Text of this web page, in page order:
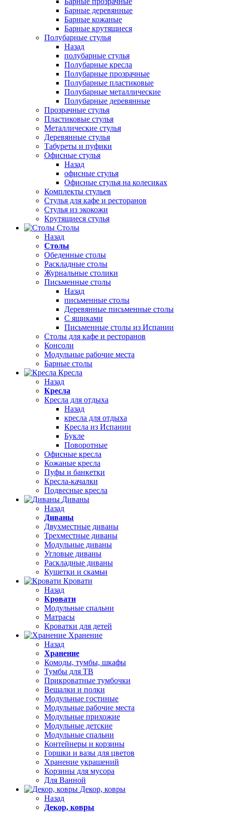
Барные деревянные
Барные кожаные
Барные крутящиеся
Полубарные стулья
Назад
полубарные стулья
Полубарные кресла
Полубарные прозрачные
Полубарные пластиковые
Полубарные металлические
Полубарные деревянные
Прозрачные стулья
Пластиковые стулья
Металлические стулья
Деревянные стулья
Табуреты и пуфики
Офисные стулья
Назад
офисные стулья
Офисные стулья на колесиках
Комплекты стульев
Стулья для кафе и ресторанов
Стулья из экокожи
Крутящиеся стулья
Столы
Назад
Столы
Обеденные столы
Раскладные столы
Журнальные столики
Письменные столы
Назад
письменные столы
Деревянные письменные столы
С ящиками
Письменные столы из Испании
Столы для кафе и ресторанов
Консоли
Модульные рабочие места
Барные столы
Кресла
Назад
Кресла
Кресла для отдыха
Назад
кресла для отдыха
Кресла из Испании
Букле
Поворотные
Офисные кресла
Кожаные кресла
Пуфы и банкетки
Кресла-качалки
Подвесные кресла
Диваны
Назад
Диваны
Двухместные диваны
Трехместные диваны
Модульные диваны
Угловые диваны
Раскладные диваны
Кушетки и скамьи
Кровати
Назад
Кровати
Модульные спальни
Матрасы
Кроватки для детей
Хранение
Назад
Хранение
Комоды, тумбы, шкафы
Тумбы для ТВ
Прикроватные тумбочки
Вешалки и полки
Модульные гостиные
Модульные рабочие места
Модульные прихожие
Модульные детские
Модульные спальни
Контейнеры и корзины
Горшки и вазы для цветов
Хранение украшений
Корзины для мусора
Для Ванной
Декор, ковры
Назад
Декор, ковры